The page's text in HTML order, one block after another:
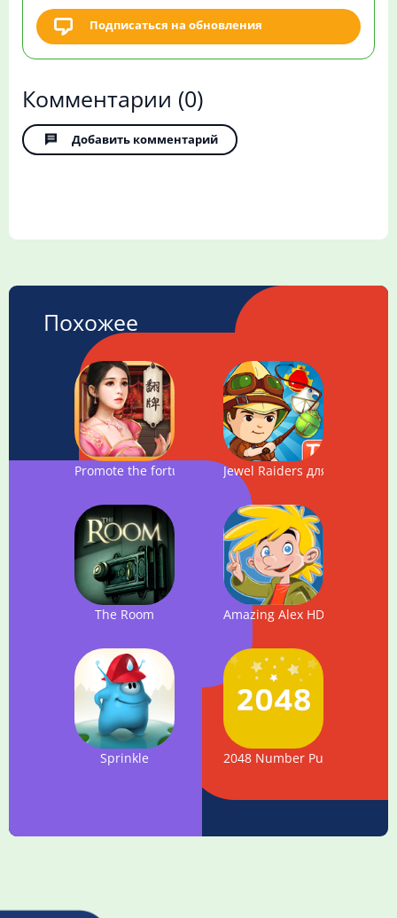
Подписаться на обновления
Комментарии (0)
Добавить комментарий
Похожее
Promote the fortune Jewel Raiders для TANGO
The Room Amazing Alex HD
Sprinkle 2048 Number Puzzle game